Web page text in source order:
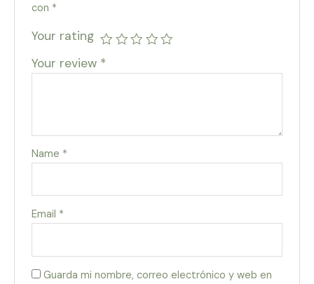
con *
Your rating
Your review *
Name *
Email *
Guarda mi nombre, correo electrónico y web en